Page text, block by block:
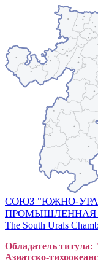
СОЮЗ "ЮЖНО-
ПРОМЫШЛЕННАЯ
The South Urals
Обладатель
Азиатско-